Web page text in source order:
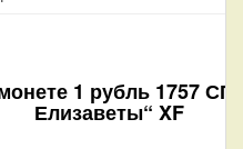
1 рубль 1757
Елизаветы“ XF